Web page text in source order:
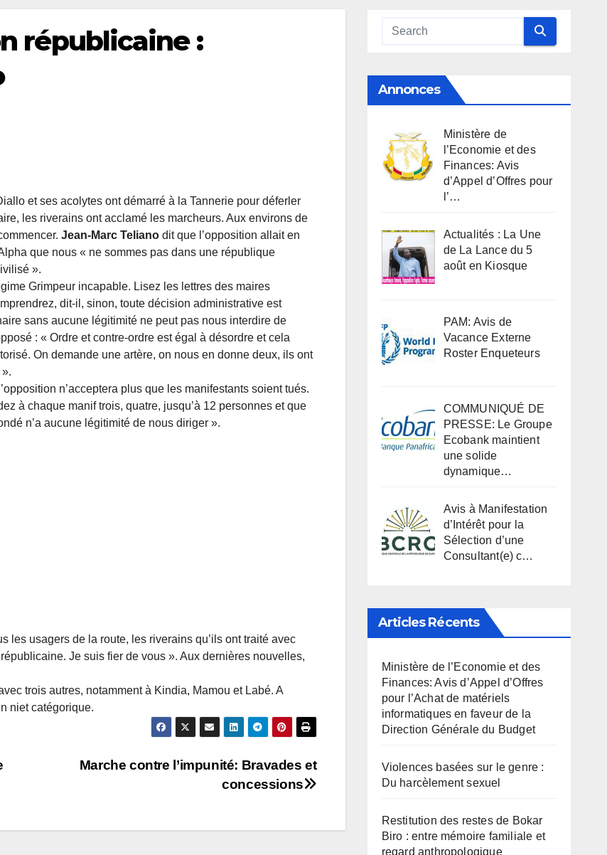
républicaine :
et ses acolytes ont démarré à la Tannerie pour déferler
les riverains ont acclamé les marcheurs. Aux environs de
Jean-Marc Teliano dit que l’opposition allait en
que nous « ne sommes pas dans une république
».
Grimpeur incapable. Lisez les lettres des maires
dit-il, sinon, toute décision administrative est
sans aucune légitimité ne peut pas nous interdire de
: « Ordre et contre-ordre est égal à désordre et cela
On demande une artère, on nous en donne deux, ils ont
».
n’acceptera plus que les manifestants soient tués.
à chaque manif trois, quatre, jusqu’à 12 personnes et que
n’a aucune légitimité de nous diriger ».
les usagers de la route, les riverains qu’ils ont traité avec
Je suis fier de vous ». Aux dernières nouvelles,
trois autres, notamment à Kindia, Mamou et Labé. A
niet catégorique.
Marche contre l’impunité: Bravades et
concessions
Annonces
Ministère de
l’Economie et des
Finances: Avis
d’Appel d’Offres pour
l’…
Actualités : La Une
de La Lance du 5
août en Kiosque
PAM: Avis de
Vacance Externe
Roster Enqueteurs
COMMUNIQUÉ DE
PRESSE: Le Groupe
Ecobank maintient
une solide
dynamique…
Avis à Manifestation
d’Intérêt pour la
Sélection d’une
Consultant(e) c…
Articles Récents
Ministère de l’Economie et des
Finances: Avis d’Appel d’Offres
pour l’Achat de matériels
informatiques en faveur de la
Direction Générale du Budget
Violences basées sur le genre :
Du harcèlement sexuel
Restitution des restes de Bokar
Biro : entre mémoire familiale et
regard anthropologique